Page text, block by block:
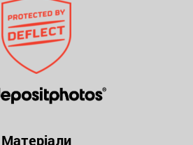
Матеріали